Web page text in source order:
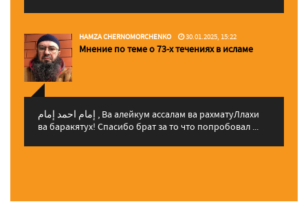
HAMZA CHERNOMORCHENKO 30.01.2025, 15:22
Мнение по теме о 73-х течениях в исламе
إمام احمد إمام , Ва алейкум ассалам ва рахматуЛлахи
ва баракятух! Спасибо брат за то что попробовал ...